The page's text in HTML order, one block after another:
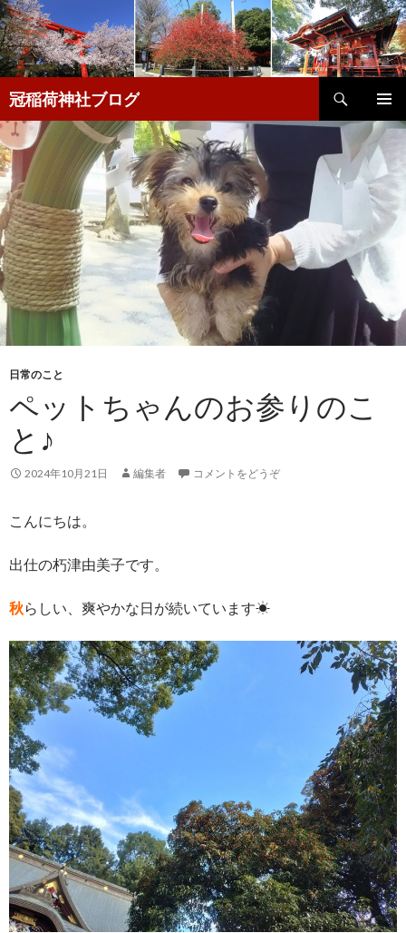
冠稲荷神社ブログ
索
メインメ
ニュー
ン
テ
ン
ツ
へ
移
動
日常のこと
ペットちゃんのお参りのこ
と♪
2024年10月21日 編集者 コメントをどうぞ
こんにちは。
出仕の朽津由美子です。
秋らしい、爽やかな日が続いています☀